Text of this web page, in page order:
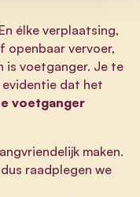
élke verplaatsing,
openbaar vervoer,
is voetganger. Je te
evidentie dat het
voetganger
maken.
raadplegen we